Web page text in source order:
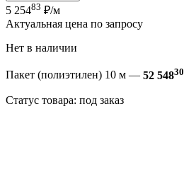
5 25483 ₽/м
Актуальная цена по запросу
Нет в наличии
Пакет (полиэтилен) 10 м — 52 54830
Статус товара: под заказ